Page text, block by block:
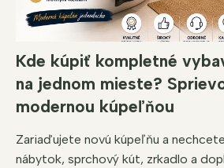
Kde kúpiť kompletné
na jednom mieste?
modernou kúpeľňou
Zariaďujete novú kúpeľňu a
nábytok, sprchový kút, zrkadlo a